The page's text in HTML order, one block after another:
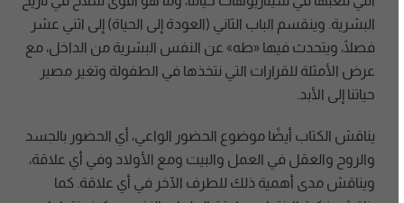
البشرية. وينقسم الباب الثاني (العودة إلى الحياة) إلى اثني عشر
فصلًا، ويتحدث فيها «طه» عن النفس البشرية من الداخل، مع
عرض الأمثلة للقرارات التي نتخذها في الطفولة وتغير مصير
حياتنا إلى الأبد.
يناقش الكتاب أيضًا موضوع الحضور الواعي، أي الحضور بالجسد
والروح والعقل في العمل والبيت ومع الأولاد وفي أي علاقة،
ويناقش مدى أهمية ذلك للطرف الآخر في أي علاقة. كما